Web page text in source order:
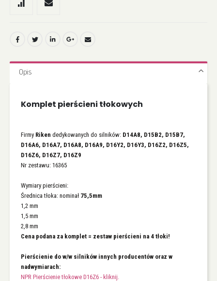
Opis
Komplet pierścieni tłokowych
Firmy Riken dedykowanych do silników: D14A8, D15B2, D15B7,
D16A6, D16A7, D16A8, D16A9, D16Y2, D16Y3, D16Z2, D16Z5,
D16Z6, D16Z7, D16Z9
Nr zestawu: 16365
Wymiary pierścieni:
Średnica tłoka: nominał 75,5mm
1,2 mm
1,5 mm
2,8 mm
Cena podana za komplet = zestaw pierścieni na 4 tłoki!
Pierścienie do w/w silników innych producentów oraz w
nadwymiarach:
NPR Pierścienie tłokowe D16Z6 - kliknij.